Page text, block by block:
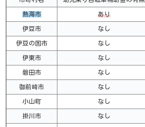
熱海市 あり
伊豆市 なし
伊豆の国市 なし
伊東市 なし
磐田市 なし
御前崎市 なし
小山町 なし
掛川市 なし